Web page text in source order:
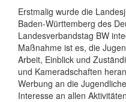
Erstmalig wurde die
Baden-Württemberg des
Landesverbandstag BW
Maßnahme ist es, die
Arbeit, Einblick und
und Kameradschaften
Werbung an die
Interesse an allen